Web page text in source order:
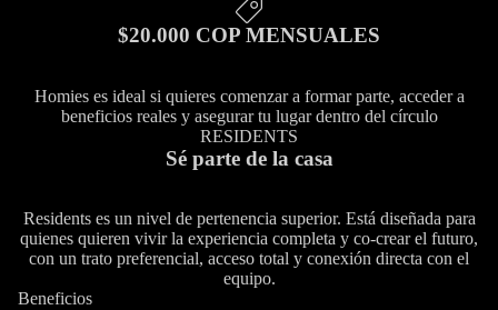
$20.000 COP MENSUALES
Homies es ideal si quieres comenzar a formar parte, acceder a
beneficios reales y asegurar tu lugar dentro del círculo
RESIDENTS
Sé parte de la casa
Residents es un nivel de pertenencia superior. Está diseñada para
quienes quieren vivir la experiencia completa y co-crear el futuro,
con un trato preferencial, acceso total y conexión directa con el
equipo.
Beneficios